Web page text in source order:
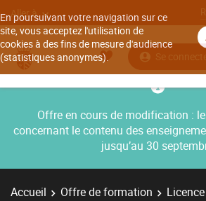
En poursuivant votre navigation sur ce
site, vous acceptez l'utilisation de
cookies à des fins de mesure d'audience
(statistiques anonymes).
Aller à
Se
Offre en cours de modification :
concernant le contenu des
jusqu’au 30
Accueil Offre de formation